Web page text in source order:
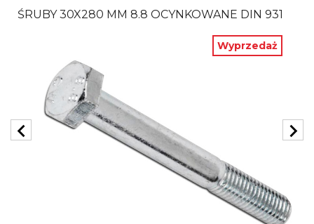
ŚRUBY 30X280 MM 8.8 OCYNKOWANE DIN 931
Wyprzedaż
chevron_left chevron_right